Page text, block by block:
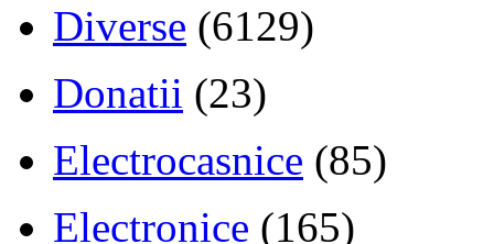
Diverse (6129)
Donatii (23)
Electrocasnice (85)
Electronice (165)